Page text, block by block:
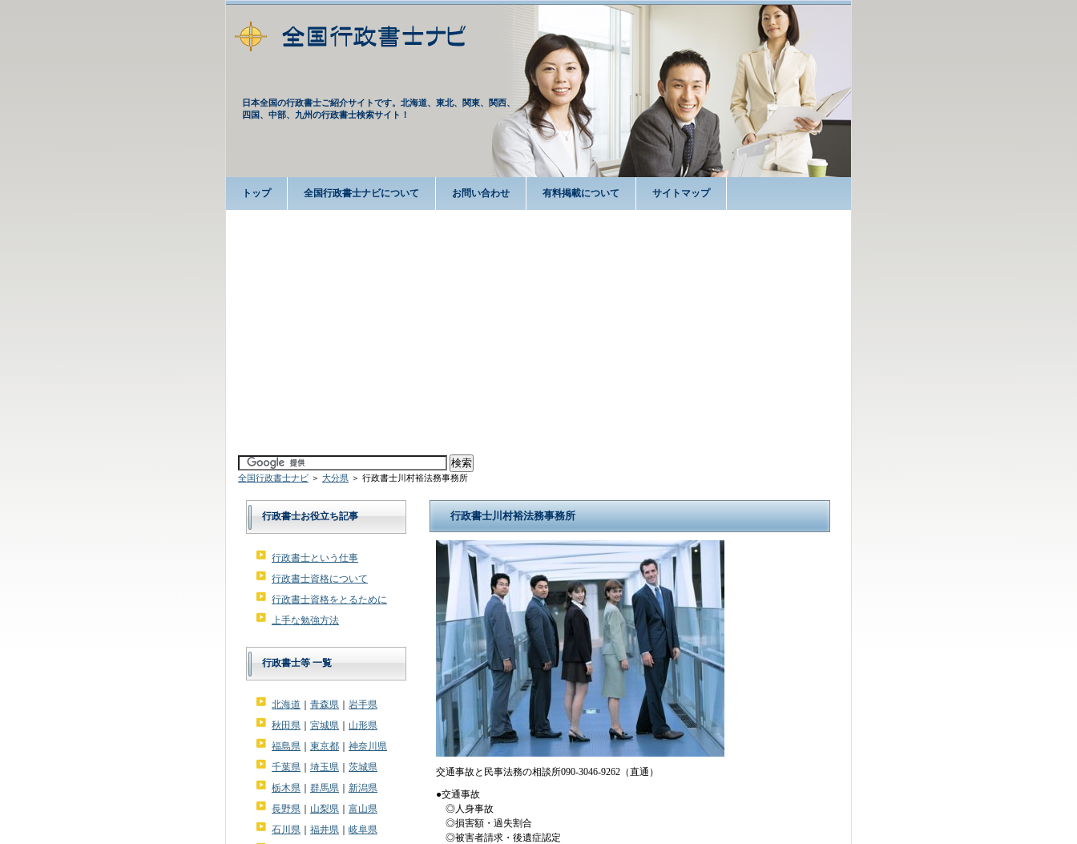
日本全国の行政書士ご紹介サイトです。北海道、東北、関東、関西、
四国、中部、九州の行政書士検索サイト！
トップ 全国行政書士ナビについて お問い合わせ 有料掲載について サイトマップ
全国行政書士ナビ ＞ 大分県 ＞ 行政書士川村裕法務事務所
行政書士川村裕法務事務所
交通事故と民事法務の相談所090-3046-9262（直通）
●交通事故
◎人身事故
◎損害額・過失割合
◎被害者請求・後遺症認定
行政書士お役立ち記事
行政書士という仕事
行政書士資格について
行政書士資格をとるために
上手な勉強方法
行政書士等 一覧
北海道 青森県
岩手県
秋田県
宮城県
山形県
福島県
東京都
神奈川県
千葉県
埼玉県
茨城県
栃木県
群馬県
新潟県
長野県
山梨県
富山県
石川県
福井県
岐阜県